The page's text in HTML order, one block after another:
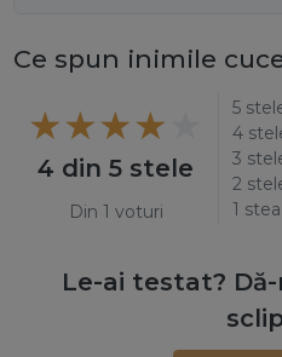
Ce spun inimile
4 din 5 stele
Din 1 voturi
5
4
3
2
1 stea
Le-ai testat?